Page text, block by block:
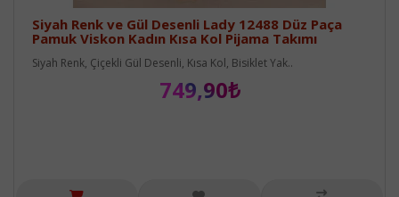
Siyah Renk ve Gül Desenli Lady 12488 Düz Paça
Pamuk Viskon Kadın Kısa Kol Pijama Takımı
Siyah Renk, Çiçekli Gül Desenli, Kısa Kol, Bisiklet Yak..
749,90₺